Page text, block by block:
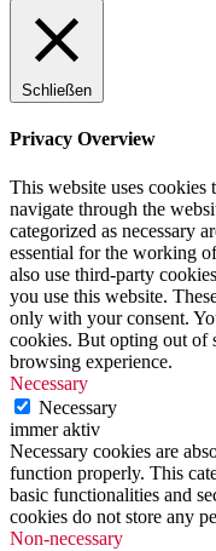
Schließen
Privacy Overview
This website uses
navigate through the
categorized as necessary
essential for the working
also use third-party
you use this website.
only with your consent.
cookies. But opting out of
browsing experience.
Necessary
Necessary
immer aktiv
Necessary cookies are
function properly. This
basic functionalities and
cookies do not store any
Non-necessary